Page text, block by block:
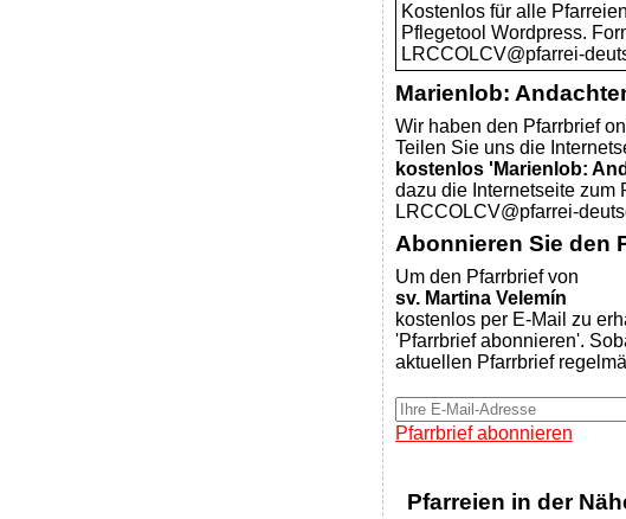
Kostenlos für alle
Pflegetool Wordpress.
LRCCOLCV@pfarrei-
Marienlob:
Wir haben den Pfarrbrief
Teilen Sie uns die
kostenlos 'Marienlob:
dazu die Internetseite zum
LRCCOLCV@pfarrei-
Abonnieren Sie den
Um den Pfarrbrief von
sv. Martina Velemín
kostenlos per E-Mail zu
'Pfarrbrief abonnieren'.
aktuellen Pfarrbrief
Pfarrbrief abonnieren
Pfarreien in der